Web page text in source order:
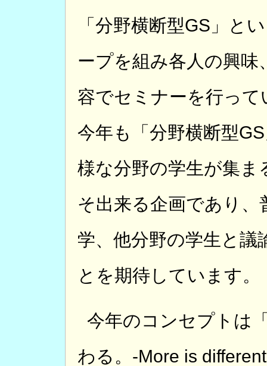
「分野横断型GS」と
ープを組み各人の興味
容でセミナーを行っ
今年も「分野横断型
様な分野の学生が集ま
そ出来る企画であり
学、他分野の学生と
とを期待しています。
今年のコンセプトは
わる。-More is